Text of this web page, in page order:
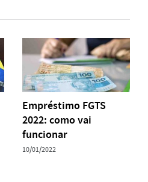
Empréstimo FGTS
2022: como vai
funcionar
10/01/2022